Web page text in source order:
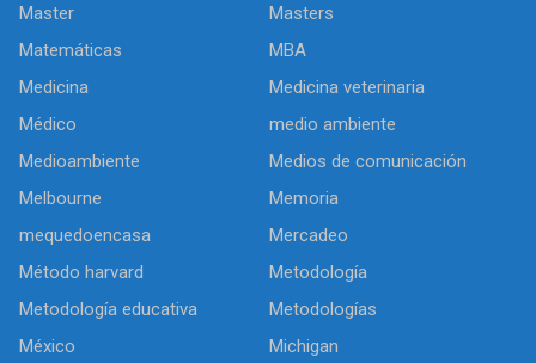
Master
Masters
Matemáticas
MBA
Medicina
Medicina veterinaria
Médico
medio ambiente
Medioambiente
Medios de comunicación
Melbourne
Memoria
mequedoencasa
Mercadeo
Método harvard
Metodología
Metodología educativa
Metodologías
México
Michigan